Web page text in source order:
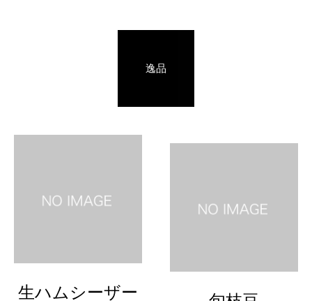
逸品
生ハムシーザー